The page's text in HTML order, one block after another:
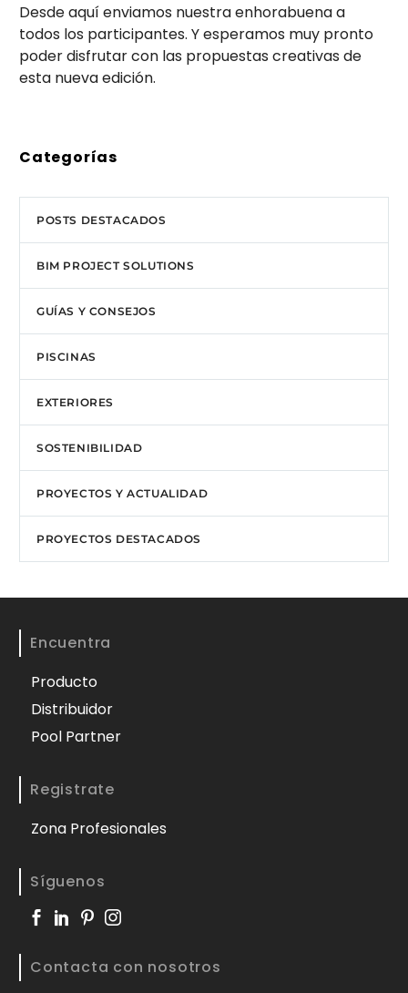
Desde aquí enviamos nuestra enhorabuena a
todos los participantes. Y esperamos muy pronto
poder disfrutar con las propuestas creativas de
esta nueva edición.
Categorías
POSTS DESTACADOS
BIM PROJECT SOLUTIONS
GUÍAS Y CONSEJOS
PISCINAS
EXTERIORES
SOSTENIBILIDAD
PROYECTOS Y ACTUALIDAD
PROYECTOS DESTACADOS
Encuentra
Producto
Distribuidor
Pool Partner
Registrate
Zona Profesionales
Síguenos
Contacta con nosotros